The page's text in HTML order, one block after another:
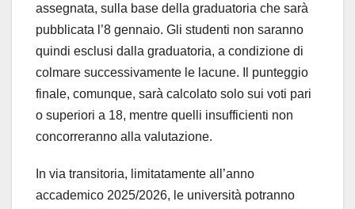
assegnata, sulla base della graduatoria che sarà
pubblicata l’8 gennaio. Gli studenti non saranno
quindi esclusi dalla graduatoria, a condizione di
colmare successivamente le lacune. Il punteggio
finale, comunque, sarà calcolato solo sui voti pari
o superiori a 18, mentre quelli insufficienti non
concorreranno alla valutazione.
In via transitoria, limitatamente all’anno
accademico 2025/2026, le università potranno